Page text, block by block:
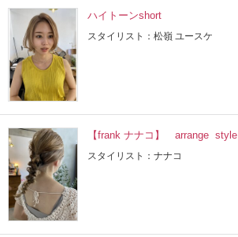
ハイトーンshort
スタイリスト：松嶺 ユースケ
【frank ナナコ】 arrange style
スタイリスト：ナナコ